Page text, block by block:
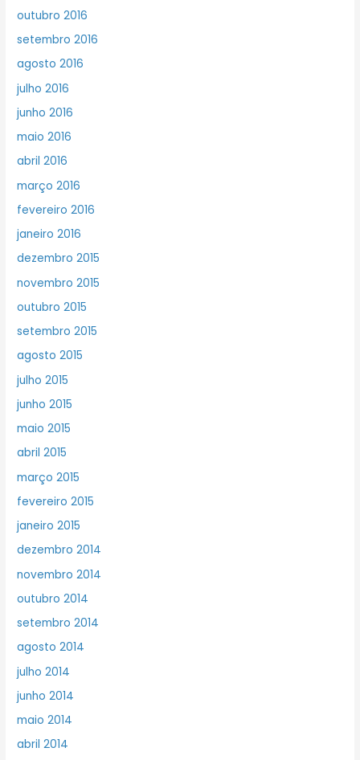
outubro 2016
setembro 2016
agosto 2016
julho 2016
junho 2016
maio 2016
abril 2016
março 2016
fevereiro 2016
janeiro 2016
dezembro 2015
novembro 2015
outubro 2015
setembro 2015
agosto 2015
julho 2015
junho 2015
maio 2015
abril 2015
março 2015
fevereiro 2015
janeiro 2015
dezembro 2014
novembro 2014
outubro 2014
setembro 2014
agosto 2014
julho 2014
junho 2014
maio 2014
abril 2014